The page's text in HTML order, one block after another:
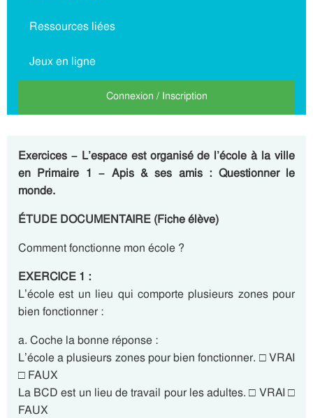
Ressources liées
Jeux en ligne
Connexion / Inscription
Exercices – L’espace est organisé de l’école à la ville
en Primaire 1 – Apis & ses amis : Questionner le
monde.
ÉTUDE DOCUMENTAIRE (Fiche élève)
Comment fonctionne mon école ?
EXERCICE 1 :
L’école est un lieu qui comporte plusieurs zones pour
bien fonctionner :
a. Coche la bonne réponse :
L’école a plusieurs zones pour bien fonctionner. □ VRAI
□ FAUX
La BCD est un lieu de travail pour les adultes. □ VRAI □
FAUX